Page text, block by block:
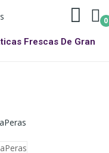
0
Frescas De Gran